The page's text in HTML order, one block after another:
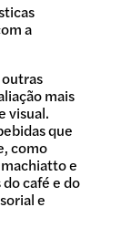
a
mais
visual.
que
como
e
café e do
e